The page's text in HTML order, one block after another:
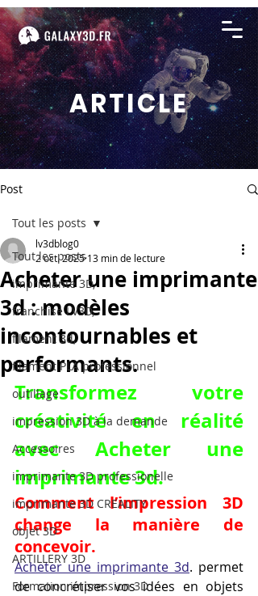
ARTICLE
Post
Tout les posts
imprimante 3D,
franchise LV3D,
filament 3d,
filament PLA professionnel
outillage
impression 3D à la demande
Accessoires
imprimante 3D professionelle
imprimante 3D CREALITY
objet 3D
ARTILLERY 3D
Formation impression 3D
Tout les posts
Acheter une imprimante
3d : modèles
incontournables et
performants.
lv3dblog0
2 oct. 2025 13 min de lecture
Transformez votre
créativité en réalité
avec Acheter une
imprimante 3d.
Comment l’impression 3D
change la manière de
concevoir.
Acheter une imprimante 3d. permet
de concrétiser vos idées en objets